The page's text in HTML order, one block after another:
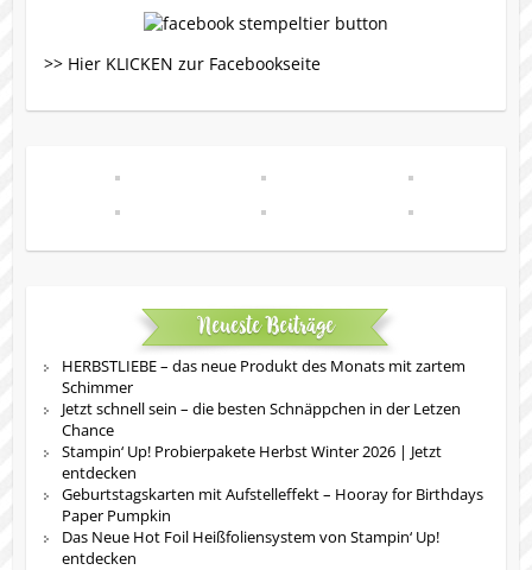
>> Hier KLICKEN zur Facebookseite
Neueste Beiträge
HERBSTLIEBE – das neue Produkt des Monats mit zartem
Schimmer
Jetzt schnell sein – die besten Schnäppchen in der Letzen
Chance
Stampin‘ Up! Probierpakete Herbst Winter 2026 | Jetzt
entdecken
Geburtstagskarten mit Aufstelleffekt – Hooray for Birthdays
Paper Pumpkin
Das Neue Hot Foil Heißfoliensystem von Stampin‘ Up!
entdecken